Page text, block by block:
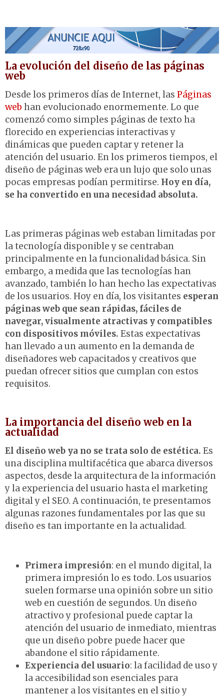
La evolución del diseño de las páginas
web
Desde los primeros días de Internet, las Páginas
web han evolucionado enormemente. Lo que
comenzó como simples páginas de texto ha
florecido en experiencias interactivas y
dinámicas que pueden captar y retener la
atención del usuario. En los primeros tiempos, el
diseño de páginas web era un lujo que solo unas
pocas empresas podían permitirse. Hoy en día,
se ha convertido en una necesidad absoluta.
Las primeras páginas web estaban limitadas por
la tecnología disponible y se centraban
principalmente en la funcionalidad básica. Sin
embargo, a medida que las tecnologías han
avanzado, también lo han hecho las expectativas
de los usuarios. Hoy en día, los visitantes esperan
páginas web que sean rápidas, fáciles de
navegar, visualmente atractivas y compatibles
con dispositivos móviles. Estas expectativas
han llevado a un aumento en la demanda de
diseñadores web capacitados y creativos que
puedan ofrecer sitios que cumplan con estos
requisitos.
La importancia del diseño web en la
actualidad
El diseño web ya no se trata solo de estética. Es
una disciplina multifacética que abarca diversos
aspectos, desde la arquitectura de la información
y la experiencia del usuario hasta el marketing
digital y el SEO. A continuación, te presentamos
algunas razones fundamentales por las que su
diseño es tan importante en la actualidad.
Primera impresión: en el mundo digital, la
primera impresión lo es todo. Los usuarios
suelen formarse una opinión sobre un sitio
web en cuestión de segundos. Un diseño
atractivo y profesional puede captar la
atención del usuario de inmediato, mientras
que un diseño pobre puede hacer que
abandone el sitio rápidamente.
Experiencia del usuario: la facilidad de uso y
la accesibilidad son esenciales para
mantener a los visitantes en el sitio y